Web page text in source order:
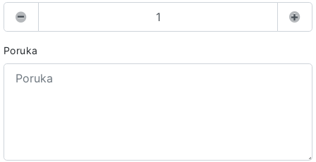
Poruka